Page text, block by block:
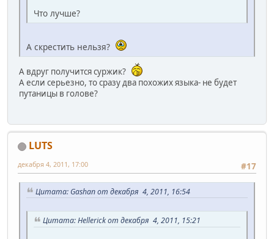
Что лучше?
А скрестить нельзя?
А вдруг получится суржик?
А если серьезно, то сразу два похожих языка- не будет
путаницы в голове?
LUTS
#17
декабря 4, 2011, 17:00
Цитата: Gashan от декабря 4, 2011, 16:54
Цитата: Hellerick от декабря 4, 2011, 15:21